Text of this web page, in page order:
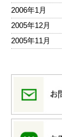
2006年1月
2005年12月
2005年11月